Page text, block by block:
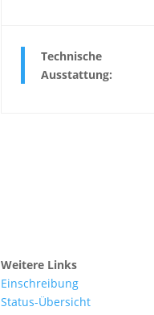
Technische
Ausstattung:
Weitere Links
Einschreibung
Status-Übersicht